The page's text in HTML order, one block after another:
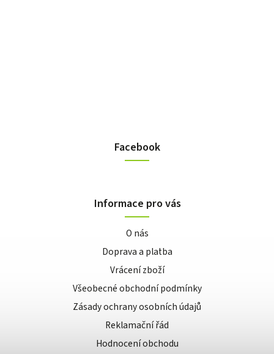
Facebook
Informace pro vás
O nás
Doprava a platba
Vrácení zboží
Všeobecné obchodní podmínky
Zásady ochrany osobních údajů
Reklamační řád
Hodnocení obchodu